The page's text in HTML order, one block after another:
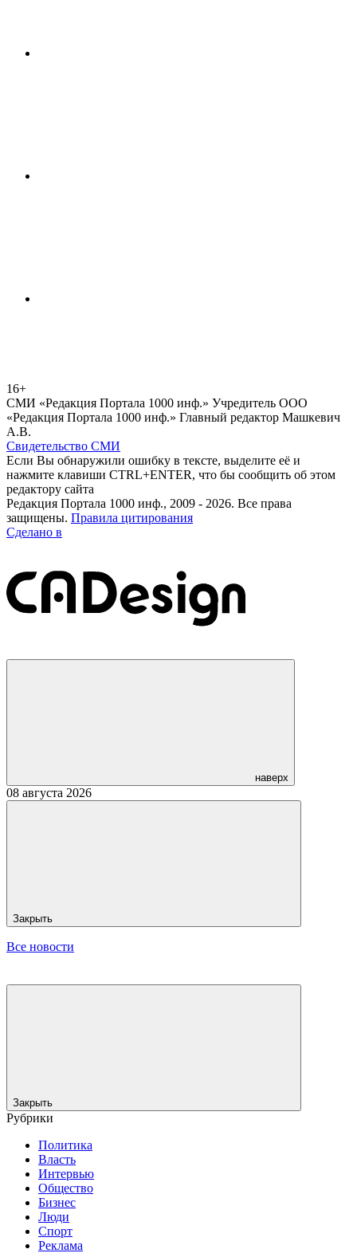
16+
СМИ «Редакция Портала 1000 инф.» Учредитель ООО
«Редакция Портала 1000 инф.» Главный редактор Машкевич
А.В.
Свидетельство СМИ
Если Вы обнаружили ошибку в тексте, выделите её и
нажмите клавиши CTRL+ENTER, что бы сообщить об этом
редактору сайта
Редакция Портала 1000 инф., 2009 - 2026. Все права
защищены. Правила цитирования
Сделано в
наверх
08 августа 2026
Закрыть
Все новости
Закрыть
Рубрики
Политика
Власть
Интервью
Общество
Бизнес
Люди
Спорт
Реклама